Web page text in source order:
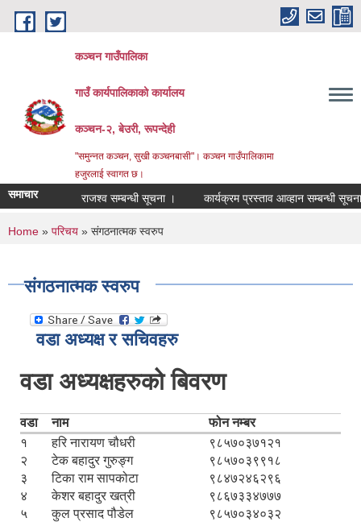
Skip to main content
कञ्चन गाउँपालिका
गाउँ कार्यपालिकाको कार्यालय
कञ्‍चन-२, बेउरी, रूपन्देही
"समुन्‍नत कञ्‍चन, सुखी कञ्‍चनबासी"। कञ्चन गाउँपालिकामा
हजुरलाई स्वागत छ।
समाचार राजश्व सम्बन्धी सूचना । कार्यक्रम प्रस्ताव आव्हान सम्बन्धी सूचना ।
You are here
Home » परिचय » संगठनात्मक स्वरुप
संगठनात्मक स्वरुप
वडा अध्यक्ष र सचिवहरु
वडा अध्यक्षहरुको बिवरण
वडा नाम
फोन नम्बर
१
हरि नारायण चौधरी
९८५७०३७१२१
२
टेक बहादुर गुरुङ्ग
९८५७०३९९१८
३
टिका राम सापकोटा
९८४७२४६२९६
४
केशर बहादुर खत्री
९८६७३३४७७७
५
कुल प्रसाद पौडेल ९८५७०३४०३२